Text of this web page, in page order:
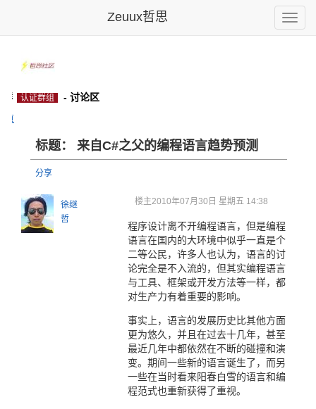
Toggle
Zeuux哲思
群 认证群组 - 讨论区
页
标题： 来自C#之父的编程语言趋势预测
分享
徐继
哲
楼主2010年07月30日 星期五 14:38
程序设计离不开编程语言，但是编程
语言在国内的大环境中似乎一直是个
二等公民，许多人也认为，语言的讨
论完全是不入流的，但其实编程语言
与工具、框架或开发方法等一样，都
对生产力有着重要的影响。
事实上，语言的发展历史比其他方面
更为悠久，并且在过去十几年，甚至
最近几年中都依然在不断的碰撞和演
变。期间一些新的语言诞生了，而另
一些在当时看来阳春白雪的语言和编
程范式也重新获得了重视。